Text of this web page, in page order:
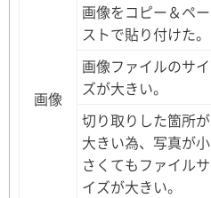
画像
画像をコピー＆ペー
ストで貼り付けた。
画像ファイルのサイ
ズが大きい。
切り取りした箇所が
大きい為、写真が小
さくてもファイルサ
イズが大きい。